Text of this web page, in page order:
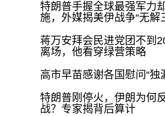
特朗普手握全球最强军力
施，外媒揭美伊战争“无解
蒋万安拜会民进党团不到
离场，他看穿绿营策略
高市早苗感谢各国慰问“独
特朗普刚停火，伊朗为何
战？专家揭背后算计